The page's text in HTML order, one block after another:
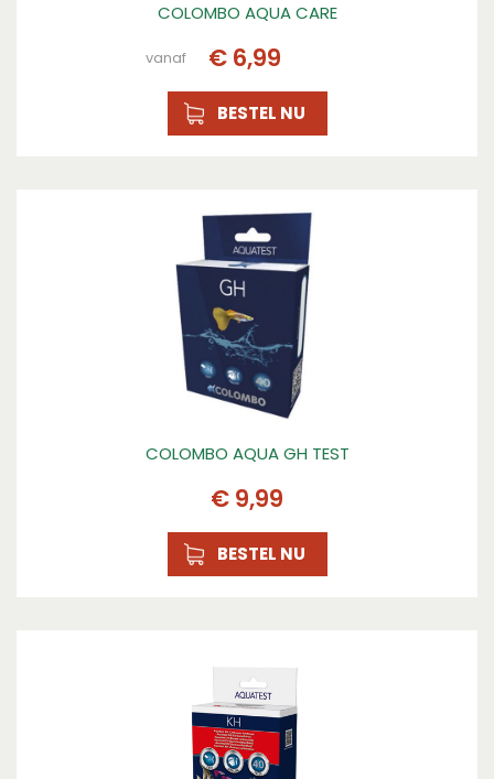
COLOMBO AQUA CARE
vanaf € 6,99
BESTEL NU
COLOMBO AQUA GH TEST
€ 9,99
BESTEL NU